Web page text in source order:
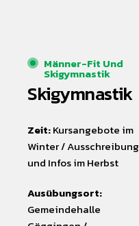
Männer-Fit Und
Skigymnastik​
Skigymnastik
Zeit:Kursangebote im
Winter / Ausschreibung
und Infos im Herbst
Ausübungsort:
Gemeindehalle